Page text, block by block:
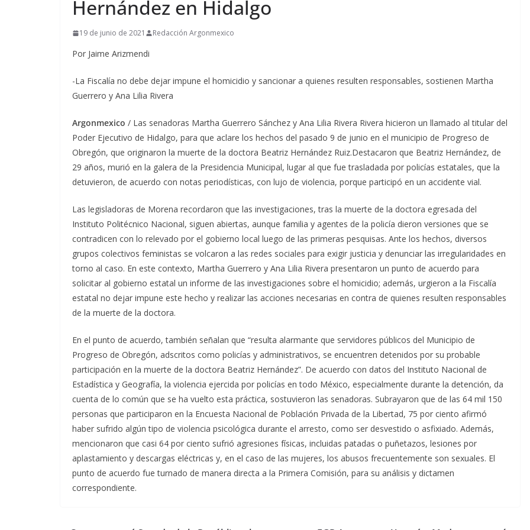
Hernández en Hidalgo
19 de junio de 2021 Redacción Argonmexico
Por Jaime Arizmendi
-La Fiscalía no debe dejar impune el homicidio y sancionar a quienes resulten responsables, sostienen Martha
Guerrero y Ana Lilia Rivera
Argonmexico / Las senadoras Martha Guerrero Sánchez y Ana Lilia Rivera Rivera hicieron un llamado al titular del
Poder Ejecutivo de Hidalgo, para que aclare los hechos del pasado 9 de junio en el municipio de Progreso de
Obregón, que originaron la muerte de la doctora Beatriz Hernández Ruiz.Destacaron que Beatriz Hernández, de
29 años, murió en la galera de la Presidencia Municipal, lugar al que fue trasladada por policías estatales, que la
detuvieron, de acuerdo con notas periodísticas, con lujo de violencia, porque participó en un accidente vial.
Las legisladoras de Morena recordaron que las investigaciones, tras la muerte de la doctora egresada del
Instituto Politécnico Nacional, siguen abiertas, aunque familia y agentes de la policía dieron versiones que se
contradicen con lo relevado por el gobierno local luego de las primeras pesquisas. Ante los hechos, diversos
grupos colectivos feministas se volcaron a las redes sociales para exigir justicia y denunciar las irregularidades en
torno al caso. En este contexto, Martha Guerrero y Ana Lilia Rivera presentaron un punto de acuerdo para
solicitar al gobierno estatal un informe de las investigaciones sobre el homicidio; además, urgieron a la Fiscalía
estatal no dejar impune este hecho y realizar las acciones necesarias en contra de quienes resulten responsables
de la muerte de la doctora.
En el punto de acuerdo, también señalan que “resulta alarmante que servidores públicos del Municipio de
Progreso de Obregón, adscritos como policías y administrativos, se encuentren detenidos por su probable
participación en la muerte de la doctora Beatriz Hernández”. De acuerdo con datos del Instituto Nacional de
Estadística y Geografía, la violencia ejercida por policías en todo México, especialmente durante la detención, da
cuenta de lo común que se ha vuelto esta práctica, sostuvieron las senadoras. Subrayaron que de las 64 mil 150
personas que participaron en la Encuesta Nacional de Población Privada de la Libertad, 75 por ciento afirmó
haber sufrido algún tipo de violencia psicológica durante el arresto, como ser desvestido o asfixiado. Además,
mencionaron que casi 64 por ciento sufrió agresiones físicas, incluidas patadas o puñetazos, lesiones por
aplastamiento y descargas eléctricas y, en el caso de las mujeres, los abusos frecuentemente son sexuales. El
punto de acuerdo fue turnado de manera directa a la Primera Comisión, para su análisis y dictamen
correspondiente.